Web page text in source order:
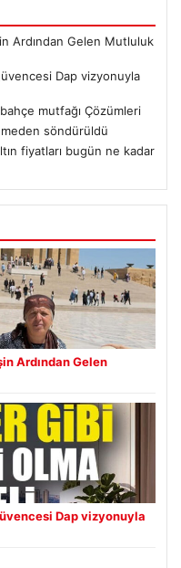
Ardından Gelen Mutluluk
Dap vizyonuyla
mutfağı Çözümleri
söndürüldü
fiyatları bugün ne kadar
Ardından Gelen
Dap vizyonuyla